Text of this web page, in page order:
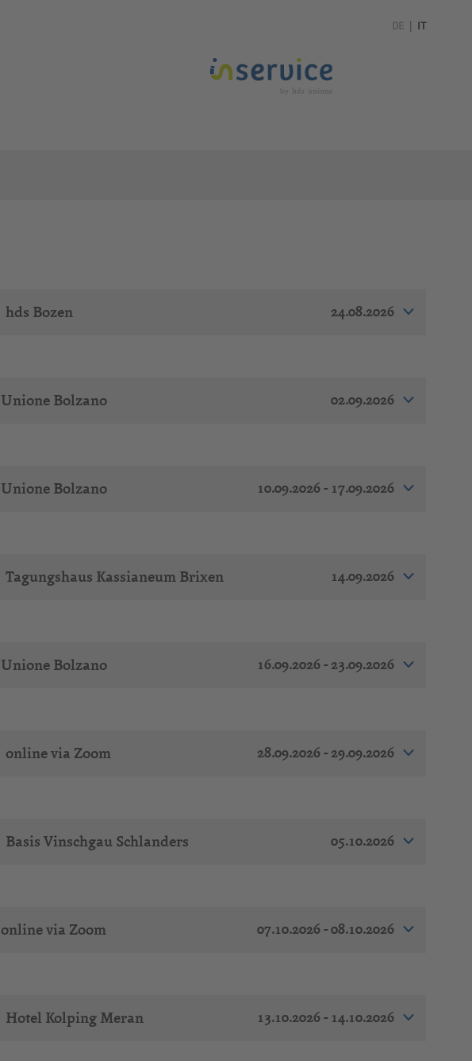
DE IT
hds Bozen 24.08.2026
Unione Bolzano 02.09.2026
Unione Bolzano 10.09.2026 - 17.09.2026
Tagungshaus Kassianeum Brixen 14.09.2026
Unione Bolzano 16.09.2026 - 23.09.2026
online via Zoom 28.09.2026 - 29.09.2026
Basis Vinschgau Schlanders 05.10.2026
online via Zoom 07.10.2026 - 08.10.2026
Hotel Kolping Meran 13.10.2026 - 14.10.2026